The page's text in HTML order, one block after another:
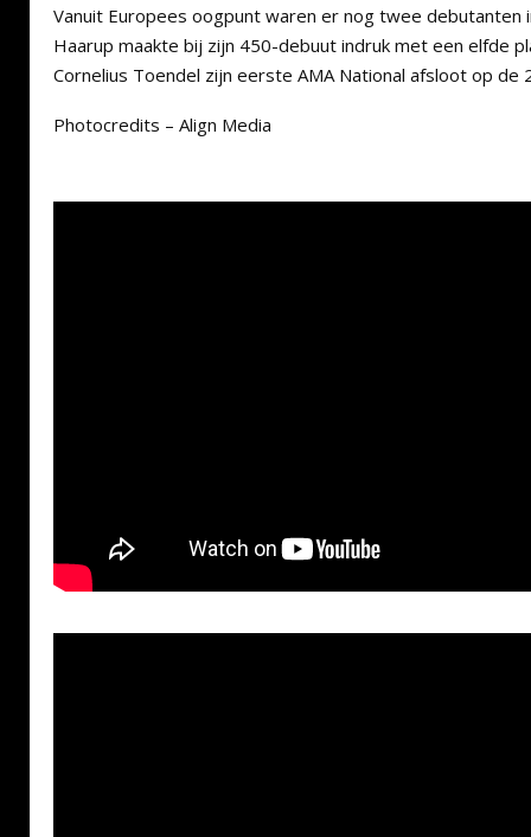
Vanuit Europees oogpunt waren er nog twee debutanten
Haarup maakte bij zijn 450-debuut indruk met een elfde
Cornelius Toendel zijn eerste AMA National afsloot op de
Photocredits – Align Media